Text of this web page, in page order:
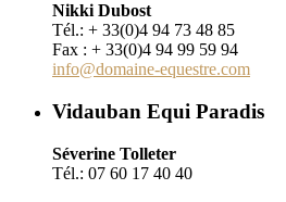
Nikki Dubost
Tél.: + 33(0)4 94 73 48 85
Fax : + 33(0)4 94 99 59 94
info@domaine-equestre.com
Vidauban Equi Paradis
Séverine Tolleter
Tél.: 07 60 17 40 40